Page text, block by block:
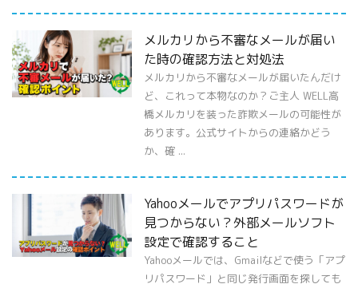
メルカリから不審なメールが届い
た時の確認方法と対処法
メルカリから不審なメールが届いたんだけ
ど、これって本物なのか？ご主人 WELL高
橋メルカリを装った詐欺メールの可能性が
あります。公式サイトからの連絡かどう
か、確 ...
Yahooメールでアプリパスワードが
見つからない？外部メールソフト
設定で確認すること
Yahooメールでは、Gmailなどで使う「アプ
リパスワード」と同じ発行画面を探しても